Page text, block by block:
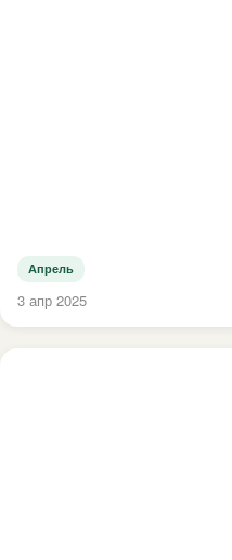
Апрель
3 апр 2025